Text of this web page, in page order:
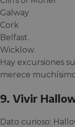
Galway
Cork
Belfast.
Wicklow.
Hay excursiones
merece
9. Vivir
Dato curioso: